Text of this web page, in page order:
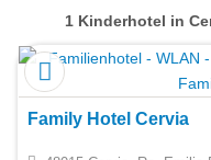
1 Kinderhotel in
Family Hotel Cervia